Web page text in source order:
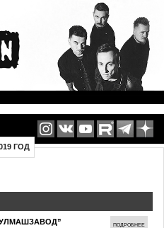
ГОД
ПОДРОБНЕЕ